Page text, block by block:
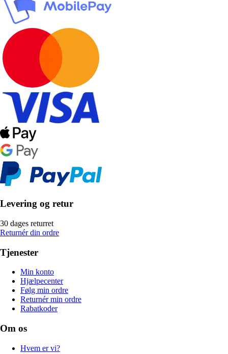
Levering og retur
30 dages returret
Returnér din ordre
Tjenester
Min konto
Hjælpecenter
Følg min ordre
Returnér min ordre
Rabatkoder
Om os
Hvem er vi?